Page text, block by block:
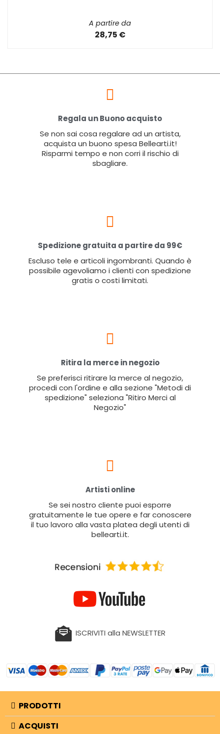
A partire da
28,75 €
Regala un Buono acquisto
Se non sai cosa regalare ad un artista,
acquista un buono spesa Bellearti.it!
Risparmi tempo e non corri il rischio di
sbagliare.
Spedizione gratuita a partire da 99€
Escluso tele e articoli ingombranti. Quando è
possibile agevoliamo i clienti con spedizione
gratis o costi limitati.
Ritira la merce in negozio
Se preferisci ritirare la merce al negozio,
procedi con l'ordine e alla sezione "Metodi di
spedizione" seleziona "Ritiro Merci al
Negozio"
Artisti online
Se sei nostro cliente puoi esporre
gratuitamente le tue opere e far conoscere
il tuo lavoro alla vasta platea degli utenti di
bellearti.it.
ISCRIVITI alla NEWSLETTER
PRODOTTI
ACQUISTI